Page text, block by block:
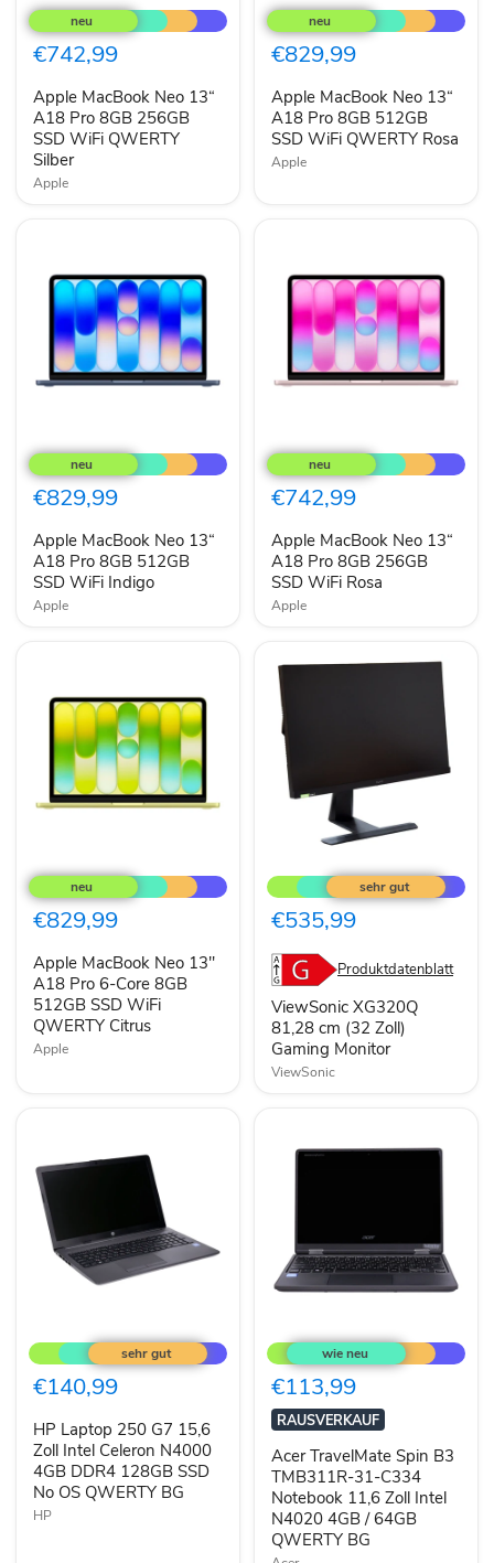
MacBook
Neo
13“
A18
8GB
256GB
SSD
WiFi
QWERTY
Silber
€742,99
Apple MacBook Neo 13“
A18 Pro 8GB 256GB
SSD WiFi QWERTY
Silber
Apple
MacBook
Neo
13“
A18
8GB
512GB
SSD
WiFi
QWERTY
€829,99
Apple MacBook Neo 13“
A18 Pro 8GB 512GB
SSD WiFi QWERTY Rosa
Apple
MacBook
Neo
13“
A18
8GB
512GB
SSD
WiFi
Indigo
€829,99
Apple MacBook Neo 13“
A18 Pro 8GB 512GB
SSD WiFi Indigo
Apple
MacBook
Neo
13“
A18
8GB
256GB
SSD
WiFi
Rosa
€742,99
Apple MacBook Neo 13“
A18 Pro 8GB 256GB
SSD WiFi Rosa
Apple
MacBook
Neo
13"
A18
6-
Core
8GB
512GB
SSD
WiFi
€829,99
Apple MacBook Neo 13"
A18 Pro 6-Core 8GB
512GB SSD WiFi
QWERTY Citrus
Apple
XG320Q
81,28
cm
(32
Zoll)
Gaming
Monitor
€535,99
Produktdatenblatt
ViewSonic XG320Q
81,28 cm (32 Zoll)
Gaming Monitor
ViewSonic
Laptop
250
G7
15,6
Intel
Celeron
N4000
4GB
DDR4
128GB
€140,99
HP Laptop 250 G7 15,6
Zoll Intel Celeron N4000
4GB DDR4 128GB SSD
No OS QWERTY BG
HP
TravelMate
Spin
B3
TMB311R-
31-
C334
Notebook
11,6
Zoll
Intel
N4020
4GB
€113,99
RAUSVERKAUF
Acer TravelMate Spin B3
TMB311R-31-C334
Notebook 11,6 Zoll Intel
N4020 4GB / 64GB
QWERTY BG